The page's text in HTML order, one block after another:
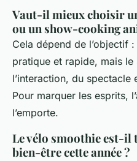
Vaut-il mieux choisir
ou un show-cooking
Cela dépend de l’objectif
pratique et rapide, mais
l’interaction, du spectacle
Pour marquer les esprits,
l’emporte.
Le vélo smoothie est-
bien-être cette année ?